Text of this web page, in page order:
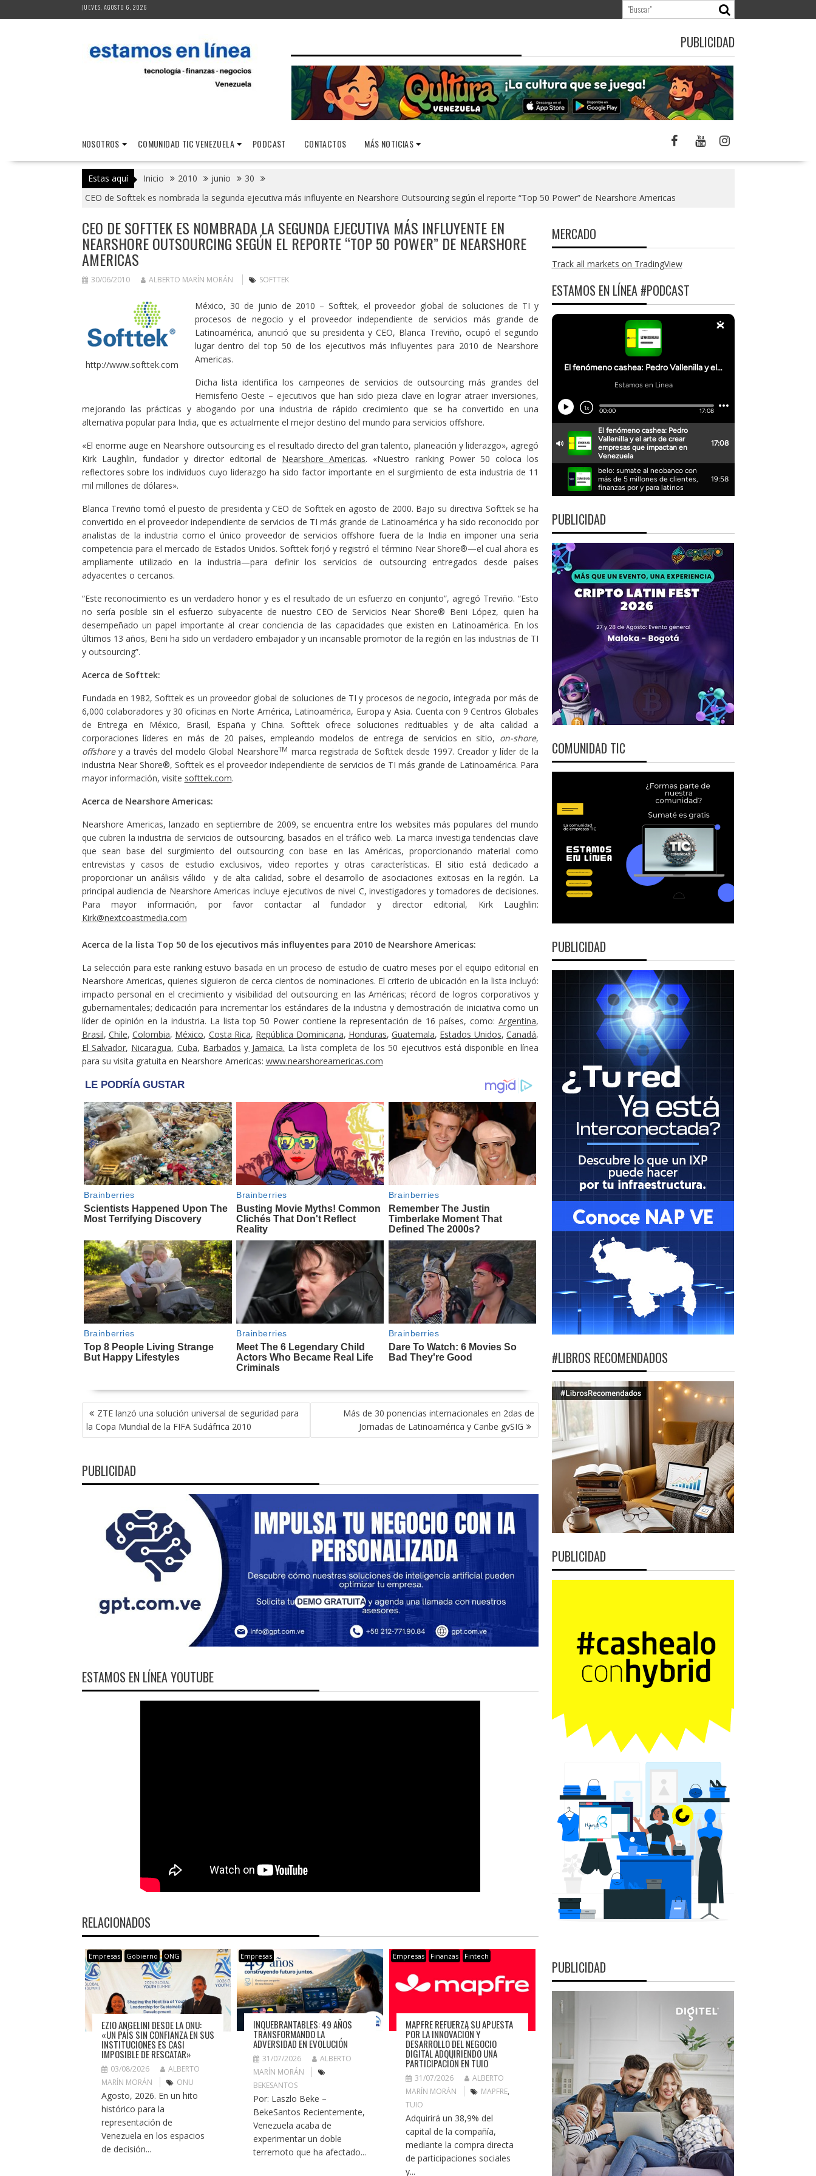
al
JUEVES, AGOSTO 6, 2026
PUBLICIDAD
NOSOTROS COMUNIDAD TIC VENEZUELA PODCAST CONTACTOS MÁS NOTICIAS
Estas aquí Inicio 2010 junio
30
CEO de Softtek es nombrada la segunda ejecutiva más influyente en Nearshore Outsourcing según el reporte “Top 50 Power” de Nearshore Americas
CEO DE SOFTTEK ES NOMBRADA LA SEGUNDA EJECUTIVA MÁS INFLUYENTE EN
NEARSHORE OUTSOURCING SEGÚN EL REPORTE “TOP 50 POWER” DE NEARSHORE
AMERICAS
30/06/2010 ALBERTO MARÍN MORÁN SOFTTEK
http://www.softtek.com
México, 30 de junio de 2010 – Softtek, el proveedor global de soluciones de TI y
procesos de negocio y el proveedor independiente de servicios más grande de
Latinoamérica, anunció que su presidenta y CEO, Blanca Treviño, ocupó el segundo
lugar dentro del top 50 de los ejecutivos más influyentes para 2010 de Nearshore
Americas.
Dicha lista identifica los campeones de servicios de outsourcing más grandes del
Hemisferio Oeste – ejecutivos que han sido pieza clave en lograr atraer inversiones,
mejorando las prácticas y abogando por una industria de rápido crecimiento que se ha convertido en una
alternativa popular para India, que es actualmente el mejor destino del mundo para servicios offshore.
«El enorme auge en Nearshore outsourcing es el resultado directo del gran talento, planeación y liderazgo», agregó
Kirk Laughlin, fundador y director editorial de Nearshore Americas. «Nuestro ranking Power 50 coloca los
reflectores sobre los individuos cuyo liderazgo ha sido factor importante en el surgimiento de esta industria de 11
mil millones de dólares».
Blanca Treviño tomó el puesto de presidenta y CEO de Softtek en agosto de 2000. Bajo su directiva Softtek se ha
convertido en el proveedor independiente de servicios de TI más grande de Latinoamérica y ha sido reconocido por
analistas de la industria como el único proveedor de servicios offshore fuera de la India en imponer una seria
competencia para el mercado de Estados Unidos. Softtek forjó y registró el término Near Shore®—el cual ahora es
ampliamente utilizado en la industria—para definir los servicios de outsourcing entregados desde países
adyacentes o cercanos.
“Este reconocimiento es un verdadero honor y es el resultado de un esfuerzo en conjunto”, agregó Treviño. “Esto
no sería posible sin el esfuerzo subyacente de nuestro CEO de Servicios Near Shore® Beni López, quien ha
desempeñado un papel importante al crear conciencia de las capacidades que existen en Latinoamérica. En los
últimos 13 años, Beni ha sido un verdadero embajador y un incansable promotor de la región en las industrias de TI
y outsourcing”.
Acerca de Softtek:
Fundada en 1982, Softtek es un proveedor global de soluciones de TI y procesos de negocio, integrada por más de
6,000 colaboradores y 30 oficinas en Norte América, Latinoamérica, Europa y Asia. Cuenta con 9 Centros Globales
de Entrega en México, Brasil, España y China. Softtek ofrece soluciones redituables y de alta calidad a
corporaciones líderes en más de 20 países, empleando modelos de entrega de servicios en sitio, on-shore,
offshorey a través del modelo Global NearshoreTM marca registrada de Softtek desde 1997. Creador y líder de la
industria Near Shore®, Softtek es el proveedor independiente de servicios de TI más grande de Latinoamérica. Para
mayor información, visite softtek.com.
Acerca de Nearshore Americas:
Nearshore Americas, lanzado en septiembre de 2009, se encuentra entre los websites más populares del mundo
que cubren la industria de servicios de outsourcing, basados en el tráfico web. La marca investiga tendencias clave
que sean base del surgimiento del outsourcing con base en las Américas, proporcionando material como
entrevistas y casos de estudio exclusivos, video reportes y otras características. El sitio está dedicado a
proporcionar un análisis válido y de alta calidad, sobre el desarrollo de asociaciones exitosas en la región. La
principal audiencia de Nearshore Americas incluye ejecutivos de nivel C, investigadores y tomadores de decisiones.
Para mayor información, por favor contactar al fundador y director editorial, Kirk Laughlin:
Kirk@nextcoastmedia.com
Acerca de la lista Top 50 de los ejecutivos más influyentes para 2010 de Nearshore Americas:
La selección para este ranking estuvo basada en un proceso de estudio de cuatro meses por el equipo editorial en
Nearshore Americas, quienes siguieron de cerca cientos de nominaciones. El criterio de ubicación en la lista incluyó:
impacto personal en el crecimiento y visibilidad del outsourcing en las Américas; récord de logros corporativos y
gubernamentales; dedicación para incrementar los estándares de la industria y demostración de iniciativa como un
líder de opinión en la industria. La lista top 50 Power contiene la representación de 16 países, como: Argentina,
Brasil, Chile,Colombia, México, Costa Rica, República Dominicana, Honduras,Guatemala, Estados Unidos,Canadá,
El Salvador, Nicaragua, Cuba, Barbados y Jamaica. La lista completa de los 50 ejecutivos está disponible en línea
para su visita gratuita en Nearshore Americas: www.nearshoreamericas.com
NAVEGACIÓN
DE
ENTRADAS
ZTE lanzó una solución universal de seguridad para
la Copa Mundial de la FIFA Sudáfrica 2010
Más de 30 ponencias internacionales en 2das de
Jornadas de Latinoamérica y Caribe gvSIG
PUBLICIDAD
ESTAMOS EN LÍNEA YOUTUBE
RELACIONADOS
Empresas Gobierno ONG
EZIO ANGELINI DESDE LA ONU:
«UN PAÍS SIN CONFIANZA EN SUS
INSTITUCIONES ES CASI
IMPOSIBLE DE RESCATAR»
03/08/2026
ALBERTO
MARÍN MORÁN
ONU
Agosto, 2026. En un hito
histórico para la
representación de
Venezuela en los espacios
de decisión...
Empresas
INQUEBRANTABLES: 49 AÑOS
TRANSFORMANDO LA
ADVERSIDAD EN EVOLUCIÓN
31/07/2026
ALBERTO
MARÍN MORÁN
BEKESANTOS
Por: Laszlo Beke –
BekeSantos Recientemente,
Venezuela acaba de
experimentar un doble
terremoto que ha afectado...
Empresas Finanzas Fintech
MAPFRE REFUERZA SU APUESTA
POR LA INNOVACIÓN Y
DESARROLLO DEL NEGOCIO
DIGITAL ADQUIRIENDO UNA
PARTICIPACIÓN EN TUIO
31/07/2026
ALBERTO
MARÍN MORÁN
MAPFRE,
TUIO
Adquirirá un 38,9% del
capital de la compañía,
mediante la compra directa
de participaciones sociales
y...
MERCADO
Track all markets on TradingView
ESTAMOS EN LÍNEA #PODCAST
PUBLICIDAD
COMUNIDAD TIC
PUBLICIDAD
#LIBROS RECOMENDADOS
PUBLICIDAD
PUBLICIDAD